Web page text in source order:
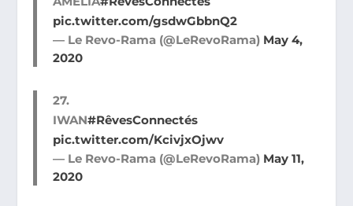
pic.twitter.com/gsdwGbbnQ2
— Le Revo-Rama (@LeRevoRama) May 4,
2020
27.
IWAN#RêvesConnectés
pic.twitter.com/KcivjxOjwv
— Le Revo-Rama (@LeRevoRama) May 11,
2020